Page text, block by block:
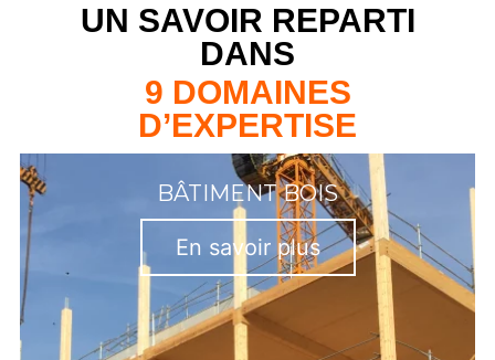
UN SAVOIR REPARTI
DANS
9 DOMAINES
D’EXPERTISE
BÂTIMENT BOIS
En savoir plus